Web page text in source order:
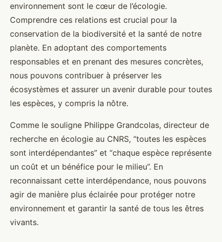
environnement sont le cœur de l’écologie.
Comprendre ces relations est crucial pour la
conservation de la biodiversité et la santé de notre
planète. En adoptant des comportements
responsables et en prenant des mesures concrètes,
nous pouvons contribuer à préserver les
écosystèmes et assurer un avenir durable pour toutes
les espèces, y compris la nôtre.
Comme le souligne Philippe Grandcolas, directeur de
recherche en écologie au CNRS, “toutes les espèces
sont interdépendantes” et “chaque espèce représente
un coût et un bénéfice pour le milieu”. En
reconnaissant cette interdépendance, nous pouvons
agir de manière plus éclairée pour protéger notre
environnement et garantir la santé de tous les êtres
vivants.